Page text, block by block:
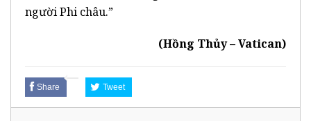
người Phi châu.”
(Hồng Thủy – Vatican)
Share Tweet